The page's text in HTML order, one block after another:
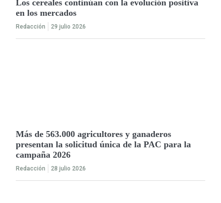
Los cereales continúan con la evolución positiva
en los mercados
Redacción 29 julio 2026
Más de 563.000 agricultores y ganaderos
presentan la solicitud única de la PAC para la
campaña 2026
Redacción 28 julio 2026